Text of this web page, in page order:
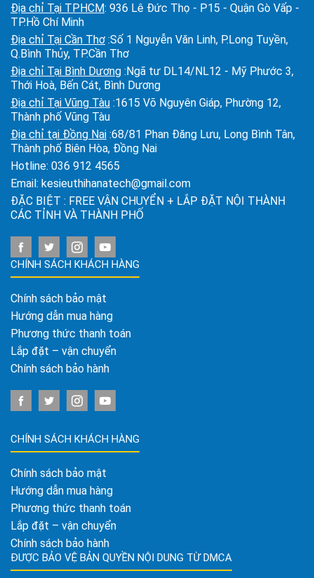
Địa chỉ Tại TPHCM: 936 Lê Đức Thọ - P15 - Quận Gò Vấp -
TP.Hồ Chí Minh
Địa chỉ Tại Cần Thơ :Số 1 Nguyễn Văn Linh, P.Long Tuyền,
Q.Bình Thủy, TP.Cần Thơ
Địa chỉ Tại Bình Dương :Ngã tư DL14/NL12 - Mỹ Phước 3,
Thới Hoà, Bến Cát, Bình Dương
Địa chỉ Tại Vũng Tàu :1615 Võ Nguyên Giáp, Phường 12,
Thành phố Vũng Tàu
Địa chỉ tại Đồng Nai :68/81 Phan Đăng Lưu, Long Bình Tân,
Thành phố Biên Hòa, Đồng Nai
Hotline: 036 912 4565
Email: kesieuthihanatech@gmail.com
ĐẶC BIỆT : FREE VẬN CHUYỂN + LẮP ĐẶT NỘI THÀNH
CÁC TỈNH VÀ THÀNH PHỐ
CHÍNH SÁCH KHÁCH HÀNG
Chính sách bảo mật
Hướng dẫn mua hàng
Phương thức thanh toán
Lắp đặt – vận chuyển
Chính sách bảo hành
CHÍNH SÁCH KHÁCH HÀNG
Chính sách bảo mật
Hướng dẫn mua hàng
Phương thức thanh toán
Lắp đặt – vận chuyển
Chính sách bảo hành
ĐƯỢC BẢO VỆ BẢN QUYỀN NỘI DUNG TỪ DMCA